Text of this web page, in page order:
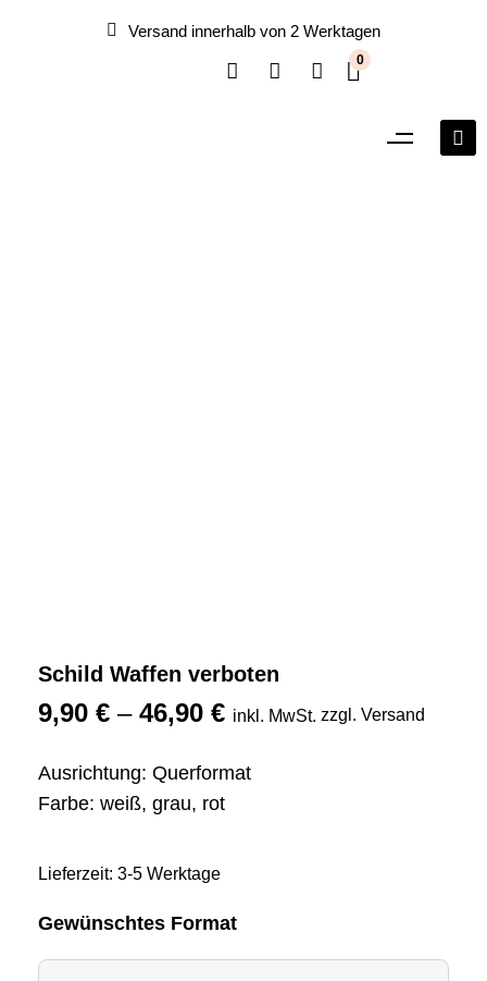
Versand innerhalb von 2 Werktagen
0
Schild Waffen verboten
9,90 € – 46,90 € inkl. MwSt. zzgl. Versand
Ausrichtung: Querformat
Farbe: weiß, grau, rot
Lieferzeit: 3-5 Werktage
Gewünschtes Format